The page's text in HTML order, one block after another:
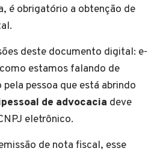
é obrigatório a obtenção de
deste documento digital: e-
como estamos falando de
pessoa que está abrindo
de advocacia deve
eletrônico.
de nota fiscal, esse